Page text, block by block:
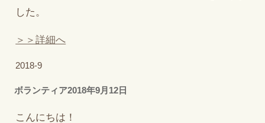
した。
＞＞詳細へ
2018-9
ボランティア2018年9月12日
こんにちは！